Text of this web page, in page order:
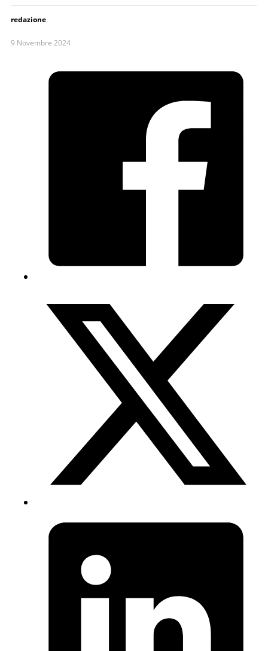
redazione
9 Novembre 2024